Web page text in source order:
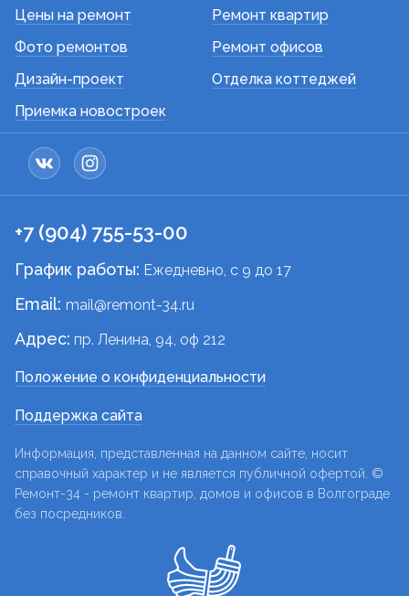
Цены на ремонт
Фото ремонтов
Дизайн-проект
Приемка новостроек
Ремонт квартир
Ремонт офисов
Отделка коттеджей
+7 (904) 755-53-00
График работы: Ежедневно, c 9 до 17
Email: mail@remont-34.ru
Адрес: пр. Ленина, 94, оф 212
Положение о конфиденциальности
Поддержка сайта
Информация, представленная на данном сайте, носит
справочный характер и не является публичной офертой. ©
Ремонт-34 - ремонт квартир, домов и офисов в Волгограде
без посредников.